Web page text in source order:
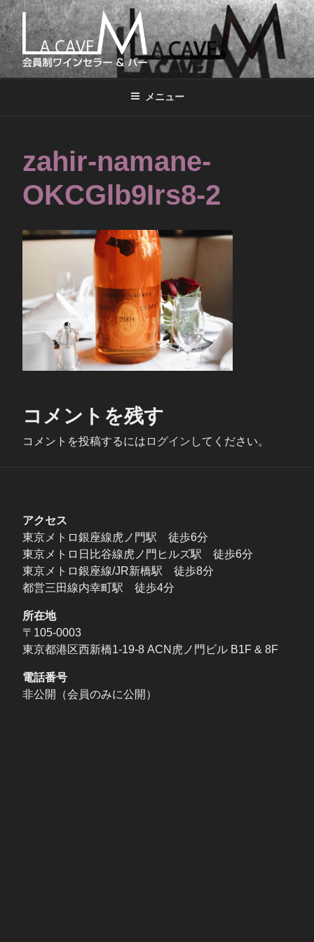
コ
ン
テ
ツ
LA CAVE M
会員制ワインセラー&バー
メニュー
zahir-namane-
OKCGlb9Irs8-2
コメントを残す
コメントを投稿するには ログイン してください。
アクセス
東京メトロ銀座線虎ノ門駅 徒歩6分
東京メトロ日比谷線虎ノ門ヒルズ駅 徒歩6分
東京メトロ銀座線/JR新橋駅 徒歩8分
都営三田線内幸町駅 徒歩4分
所在地
〒105-0003
東京都港区西新橋1-19-8 ACN虎ノ門ビル B1F & 8F
電話番号
非公開（会員のみに公開）